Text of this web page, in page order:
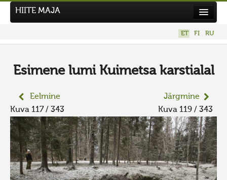
Tööd
Tegutse
Kuvavõistlused
UUS KUVAVÕISTLUS
Hiite kuvavõistlus 2026
HIITE MAJA
ET FI RU
Esimene lumi Kuimetsa karstialal
Eelmine
Kuva 117 / 343
Järgmine
Kuva 119 / 343